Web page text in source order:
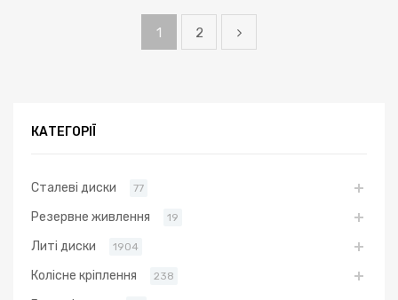
1 2
КАТЕГОРІЇ
Сталеві диски 77
Резервне живлення 19
Литі диски 1904
Колісне кріплення 238